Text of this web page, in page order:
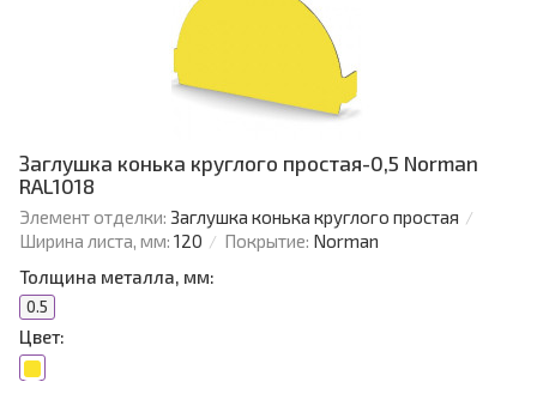
Заглушка конька круглого простая-0,5 Norman
RAL1018
Элемент отделки: Заглушка конька круглого простая
Ширина листа, мм: 120 Покрытие: Norman
Толщина металла, мм:
0.5
Цвет: